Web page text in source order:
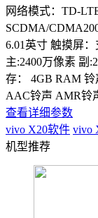
网络模式：TD-
SCDMA/
6.01英寸 触摸屏：
主:2400万像素 副
存： 4GB RAM 铃
AAC铃声 AMR铃
查看详细参数
vivo X20软件 vivo
机型推荐